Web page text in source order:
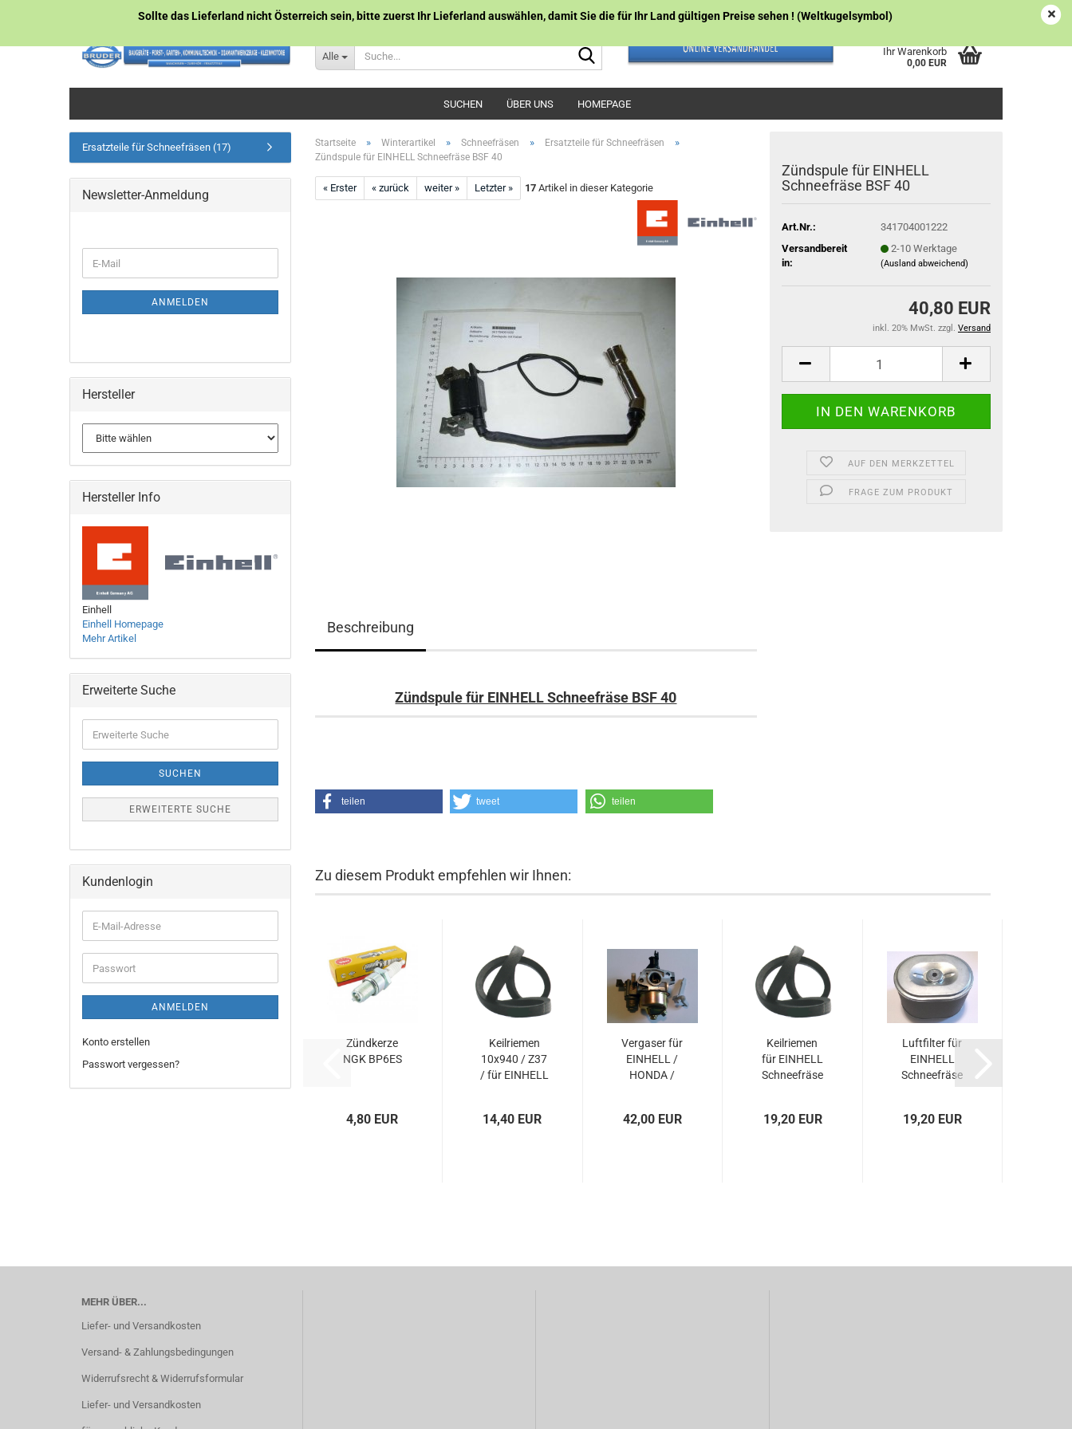
Österreich Kundenlogin
Alle
Suche... Ihr Warenkorb
0,00 EUR
Sollte das Lieferland nicht Österreich sein, bitte zuerst Ihr Lieferland auswählen, damit Sie die für Ihr Land gültigen Preise sehen ! (Weltkugelsymbol)
SUCHEN ÜBER UNS HOMEPAGE
Startseite » Winterartikel » Schneefräsen » Ersatzteile für Schneefräsen »
Zündspule für EINHELL Schneefräse BSF 40
« Erster « zurück weiter » Letzter » 17Artikel in dieser Kategorie
Zündspule für EINHELL
Schneefräse BSF 40
Art.Nr.:
341704001222
Versandbereit
in:
2-10 Werktage
(Ausland abweichend)
40,80 EUR
inkl. 20% MwSt. zzgl. Versand
AUF DEN MERKZETTEL
FRAGE ZUM PRODUKT
Beschreibung
Zündspule für EINHELL Schneefräse BSF 40
teilen tweet teilen
Zu diesem Produkt empfehlen wir Ihnen:
Zündkerze
NGK BP6ES
4,80 EUR
Keilriemen
10x940 / Z37
/ für EINHELL
14,40 EUR
Vergaser für
EINHELL /
HONDA /
42,00 EUR
Keilriemen
für EINHELL
Schneefräse
19,20 EUR
Luftfilter für
EINHELL
Schneefräse
19,20 EUR
Ersatzteile für Schneefräsen (17)
Newsletter-Anmeldung
ZUR
E-
Mail
ANMELDEN
Hersteller
Hersteller Info
Einhell
Einhell Homepage
Mehr Artikel
Erweiterte Suche
Suche
SUCHEN
ERWEITERTE SUCHE
Kundenlogin
E-
Mail-
Adresse
Passwort
ANMELDEN
Konto erstellen
Passwort vergessen?
MEHR ÜBER...
Liefer- und Versandkosten
Versand- & Zahlungsbedingungen
Widerrufsrecht & Widerrufsformular
Liefer- und Versandkosten